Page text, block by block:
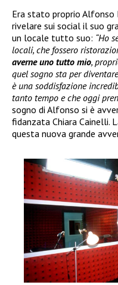
Era stato proprio Alfonso
rivelare sui social il suo
un locale tutto suo: “Ho
locali, che fossero
averne uno tutto mio,
quel sogno sta per
è una soddisfazione
tanto tempo e che oggi
sogno di Alfonso si è
fidanzata Chiara Cainelli.
questa nuova grande